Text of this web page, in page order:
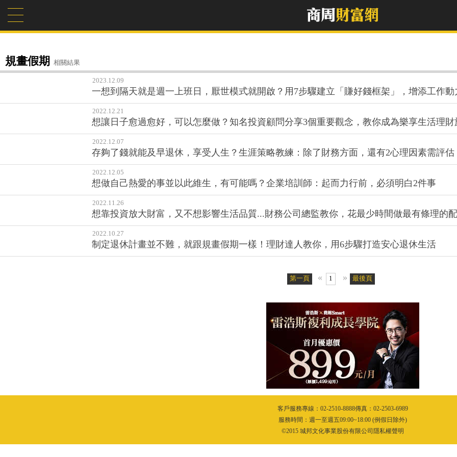
規畫假期 相關結果
2023.12.09
一想到隔天就是週一上班日，厭世模式就開啟？用7步驟建立「賺好錢框架」，增添工作動
2022.12.21
想讓日子愈過愈好，可以怎麼做？知名投資顧問分享3個重要觀念，教你成為樂享生活理財
2022.12.07
存夠了錢就能及早退休，享受人生？生涯策略教練：除了財務方面，還有2心理因素需評估
2022.12.05
想做自己熱愛的事並以此維生，有可能嗎？企業培訓師：起而力行前，必須明白2件事
2022.11.26
想靠投資放大財富，又不想影響生活品質...財務公司總監教你，花最少時間做最有條理的
2022.10.27
制定退休計畫並不難，就跟規畫假期一樣！理財達人教你，用6步驟打造安心退休生活
第一頁 « 1 » 最後頁
客戶服務專線：02-2510-8888傳真：02-2503-6989
服務時間：週一至週五09:00~18:00 (例假日除外)
©2015 城邦文化事業股份有限公司隱私權聲明